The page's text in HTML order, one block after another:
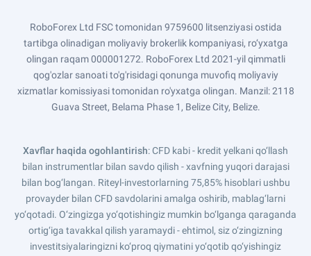
RoboForex Ltd FSC tomonidan 9759600 litsenziyasi ostida
tartibga olinadigan moliyaviy brokerlik kompaniyasi, ro‘yxatga
olingan raqam 000001272. RoboForex Ltd 2021-yil qimmatli
qog'ozlar sanoati to'g'risidagi qonunga muvofiq moliyaviy
xizmatlar komissiyasi tomonidan ro'yxatga olingan. Manzil: 2118
Guava Street, Belama Phase 1, Belize City, Belize.
Xavflar haqida ogohlantirish: CFD kabi - kredit yelkani qo‘llash
bilan instrumentlar bilan savdo qilish - xavfning yuqori darajasi
bilan bog‘langan. Riteyl-investorlarning 75,85% hisoblari ushbu
provayder bilan CFD savdolarini amalga oshirib, mablag‘larni
yo‘qotadi. O‘zingizga yo‘qotishingiz mumkin bo‘lganga qaraganda
ortig‘iga tavakkal qilish yaramaydi - ehtimol, siz o‘zingizning
investitsiyalaringizni ko‘proq qiymatini yo‘qotib qo‘yishingiz